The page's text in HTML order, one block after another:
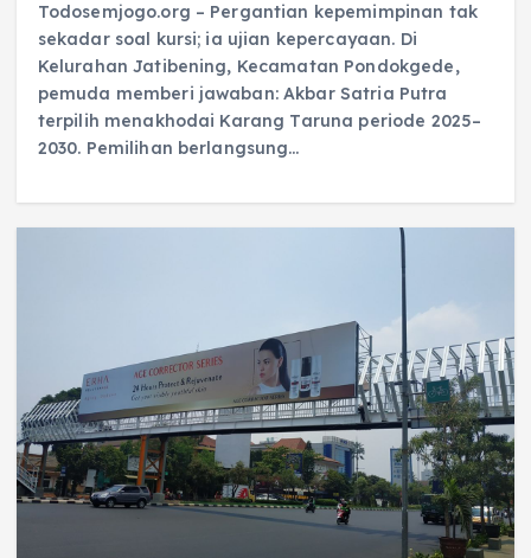
Todosemjogo.org – Pergantian kepemimpinan tak
sekadar soal kursi; ia ujian kepercayaan. Di
Kelurahan Jatibening, Kecamatan Pondokgede,
pemuda memberi jawaban: Akbar Satria Putra
terpilih menakhodai Karang Taruna periode 2025–
2030. Pemilihan berlangsung…